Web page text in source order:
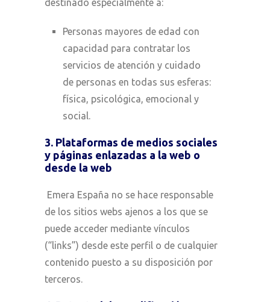
destinado especialmente a:
Personas mayores de edad con
capacidad para contratar los
servicios de atención y cuidado
de personas en todas sus esferas:
física, psicológica, emocional y
social.
3. Plataformas de medios sociales
y páginas enlazadas a la web o
desde la web
Emera España no se hace responsable
de los sitios webs ajenos a los que se
puede acceder mediante vínculos
(“links”) desde este perfil o de cualquier
contenido puesto a su disposición por
terceros.